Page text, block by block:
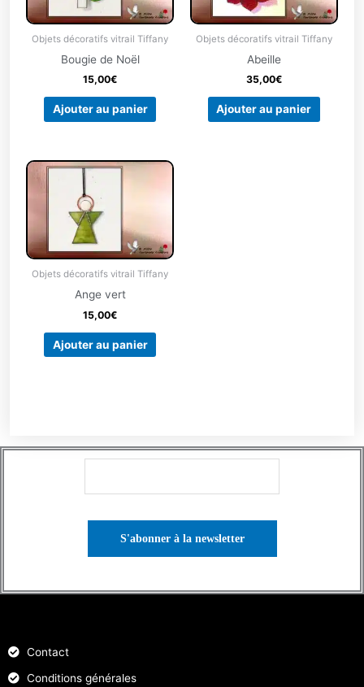
Objets décoratifs vitrail Tiffany
Bougie de Noël
15,00€
Ajouter au panier
Objets décoratifs vitrail Tiffany
Abeille
35,00€
Ajouter au panier
Objets décoratifs vitrail Tiffany
Ange vert
15,00€
Ajouter au panier
Contact
Conditions générales